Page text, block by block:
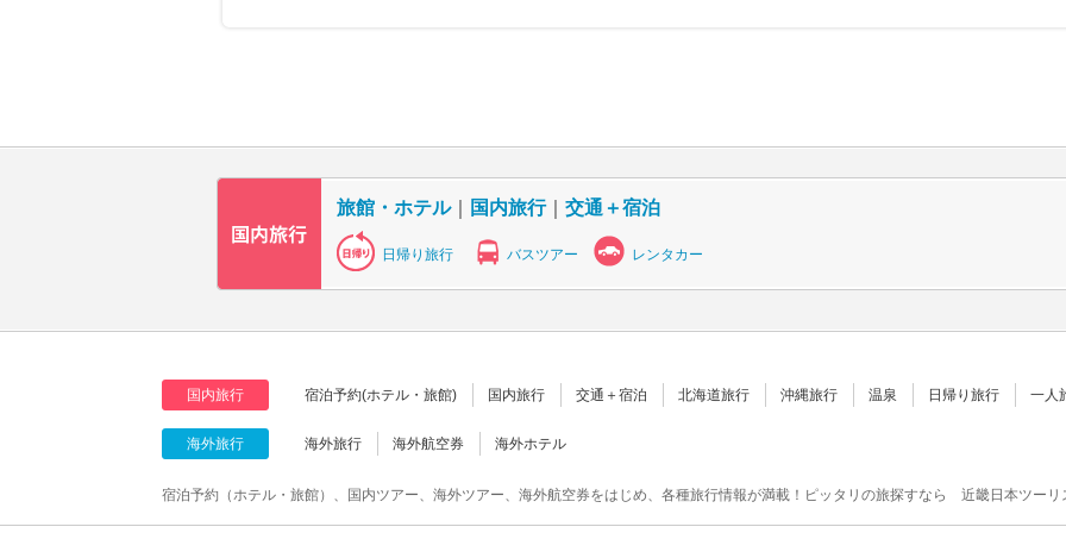
旅館・ホテル｜ 国内旅行｜ 交通＋宿泊
日帰り旅行 バスツアー レンタカー
国内旅行 宿泊予約(ホテル・旅館) 国内旅行 交通＋宿泊 北海道旅行 沖縄旅行 温泉 日帰り旅行 一人
海外旅行 海外旅行 海外航空券 海外ホテル
宿泊予約（ホテル・旅館）、国内ツアー、海外ツアー、海外航空券をはじめ、各種旅行情報が満載！ピッタリの旅探すなら 近畿日本ツーリ